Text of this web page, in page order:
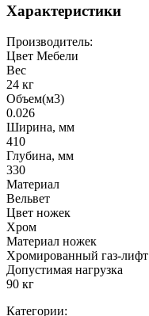
Характеристики
Производитель:
Цвет Мебели
Вес
24 кг
Объем(м3)
0.026
Ширина, мм
410
Глубина, мм
330
Материал
Вельвет
Цвет ножек
Хром
Материал ножек
Хромированный газ-лифт
Допустимая нагрузка
90 кг
Категории: